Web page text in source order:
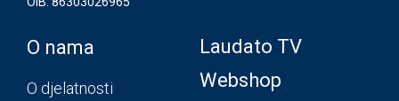
O nama
O djelatnosti
Laudato TV
Webshop